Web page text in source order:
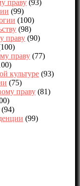
праву (93)
(99)
(100)
(98)
праву (90)
праву (77)
культуре (93)
(75)
праву (81)
(94)
(99)